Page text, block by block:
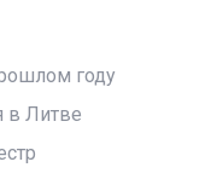
году
в Литве